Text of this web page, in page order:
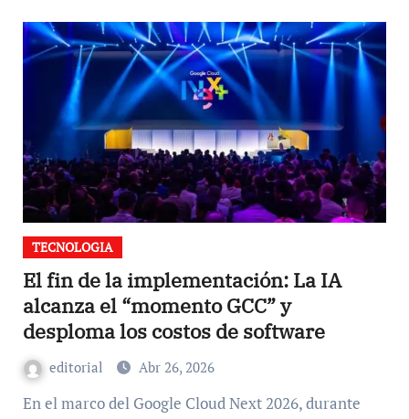
TECNOLOGIA
El fin de la implementación: La IA
alcanza el “momento GCC” y
desploma los costos de software
editorial Abr 26, 2026
En el marco del Google Cloud Next 2026, durante